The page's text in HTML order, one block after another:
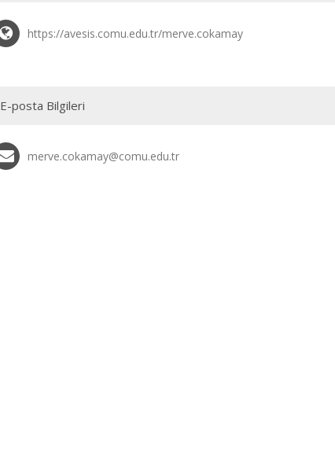
https://avesis.comu.edu.tr/merve.cokamay
E-posta Bilgileri
merve.cokamay@comu.edu.tr